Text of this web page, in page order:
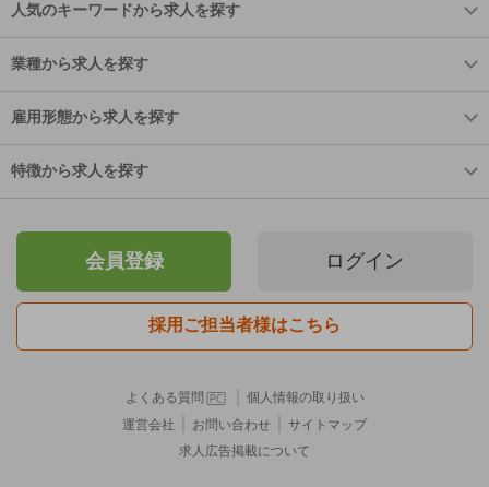
人気のキーワードから求人を探す
業種から求人を探す
雇用形態から求人を探す
特徴から求人を探す
会員登録 ログイン
採用ご担当者様はこちら
よくある質問
個人情報の取り扱い
運営会社
お問い合わせ
サイトマップ
求人広告掲載について